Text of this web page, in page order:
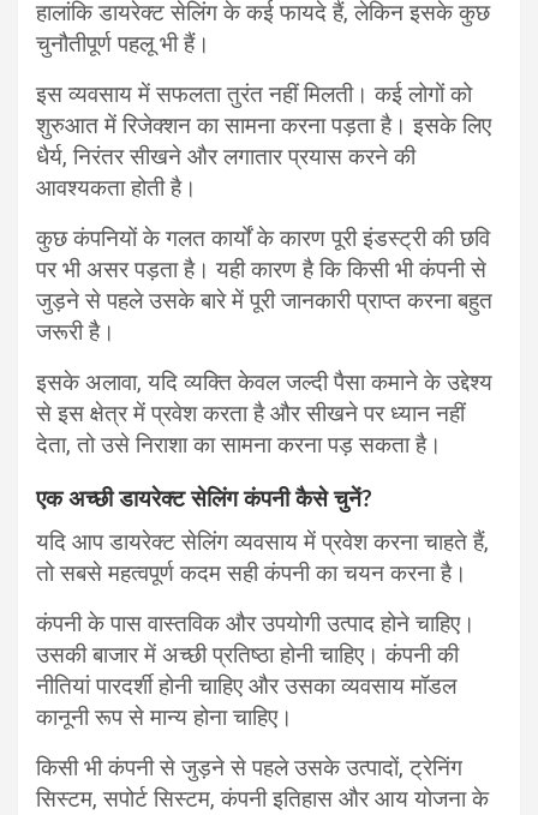
हालांकि डायरेक्ट सेलिंग के कई फायदे हैं, लेकिन इसके कुछ
चुनौतीपूर्ण पहलू भी हैं।
इस व्यवसाय में सफलता तुरंत नहीं मिलती। कई लोगों को
शुरुआत में रिजेक्शन का सामना करना पड़ता है। इसके लिए
धैर्य, निरंतर सीखने और लगातार प्रयास करने की
आवश्यकता होती है।
कुछ कंपनियों के गलत कार्यों के कारण पूरी इंडस्ट्री की छवि
पर भी असर पड़ता है। यही कारण है कि किसी भी कंपनी से
जुड़ने से पहले उसके बारे में पूरी जानकारी प्राप्त करना बहुत
जरूरी है।
इसके अलावा, यदि व्यक्ति केवल जल्दी पैसा कमाने के उद्देश्य
से इस क्षेत्र में प्रवेश करता है और सीखने पर ध्यान नहीं
देता, तो उसे निराशा का सामना करना पड़ सकता है।
एक अच्छी डायरेक्ट सेलिंग कंपनी कैसे चुनें?
यदि आप डायरेक्ट सेलिंग व्यवसाय में प्रवेश करना चाहते हैं,
तो सबसे महत्वपूर्ण कदम सही कंपनी का चयन करना है।
कंपनी के पास वास्तविक और उपयोगी उत्पाद होने चाहिए।
उसकी बाजार में अच्छी प्रतिष्ठा होनी चाहिए। कंपनी की
नीतियां पारदर्शी होनी चाहिए और उसका व्यवसाय मॉडल
कानूनी रूप से मान्य होना चाहिए।
किसी भी कंपनी से जुड़ने से पहले उसके उत्पादों, ट्रेनिंग
सिस्टम, सपोर्ट सिस्टम, कंपनी इतिहास और आय योजना के